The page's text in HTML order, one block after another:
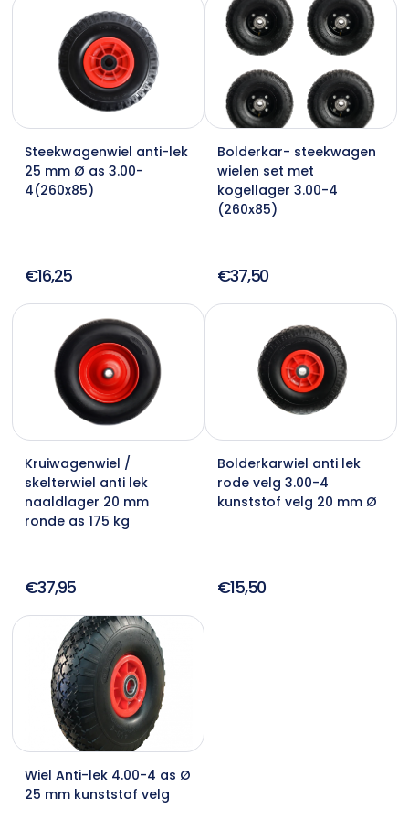
Steekwagenwiel anti-lek
25 mm Ø as 3.00-
4(260x85)
€16,25
Bolderkar- steekwagen
wielen set met
kogellager 3.00-4
(260x85)
€37,50
Kruiwagenwiel /
skelterwiel anti lek
naaldlager 20 mm
ronde as 175 kg
€37,95
Bolderkarwiel anti lek
rode velg 3.00-4
kunststof velg 20 mm Ø
€15,50
Wiel Anti-lek 4.00-4 as Ø
25 mm kunststof velg